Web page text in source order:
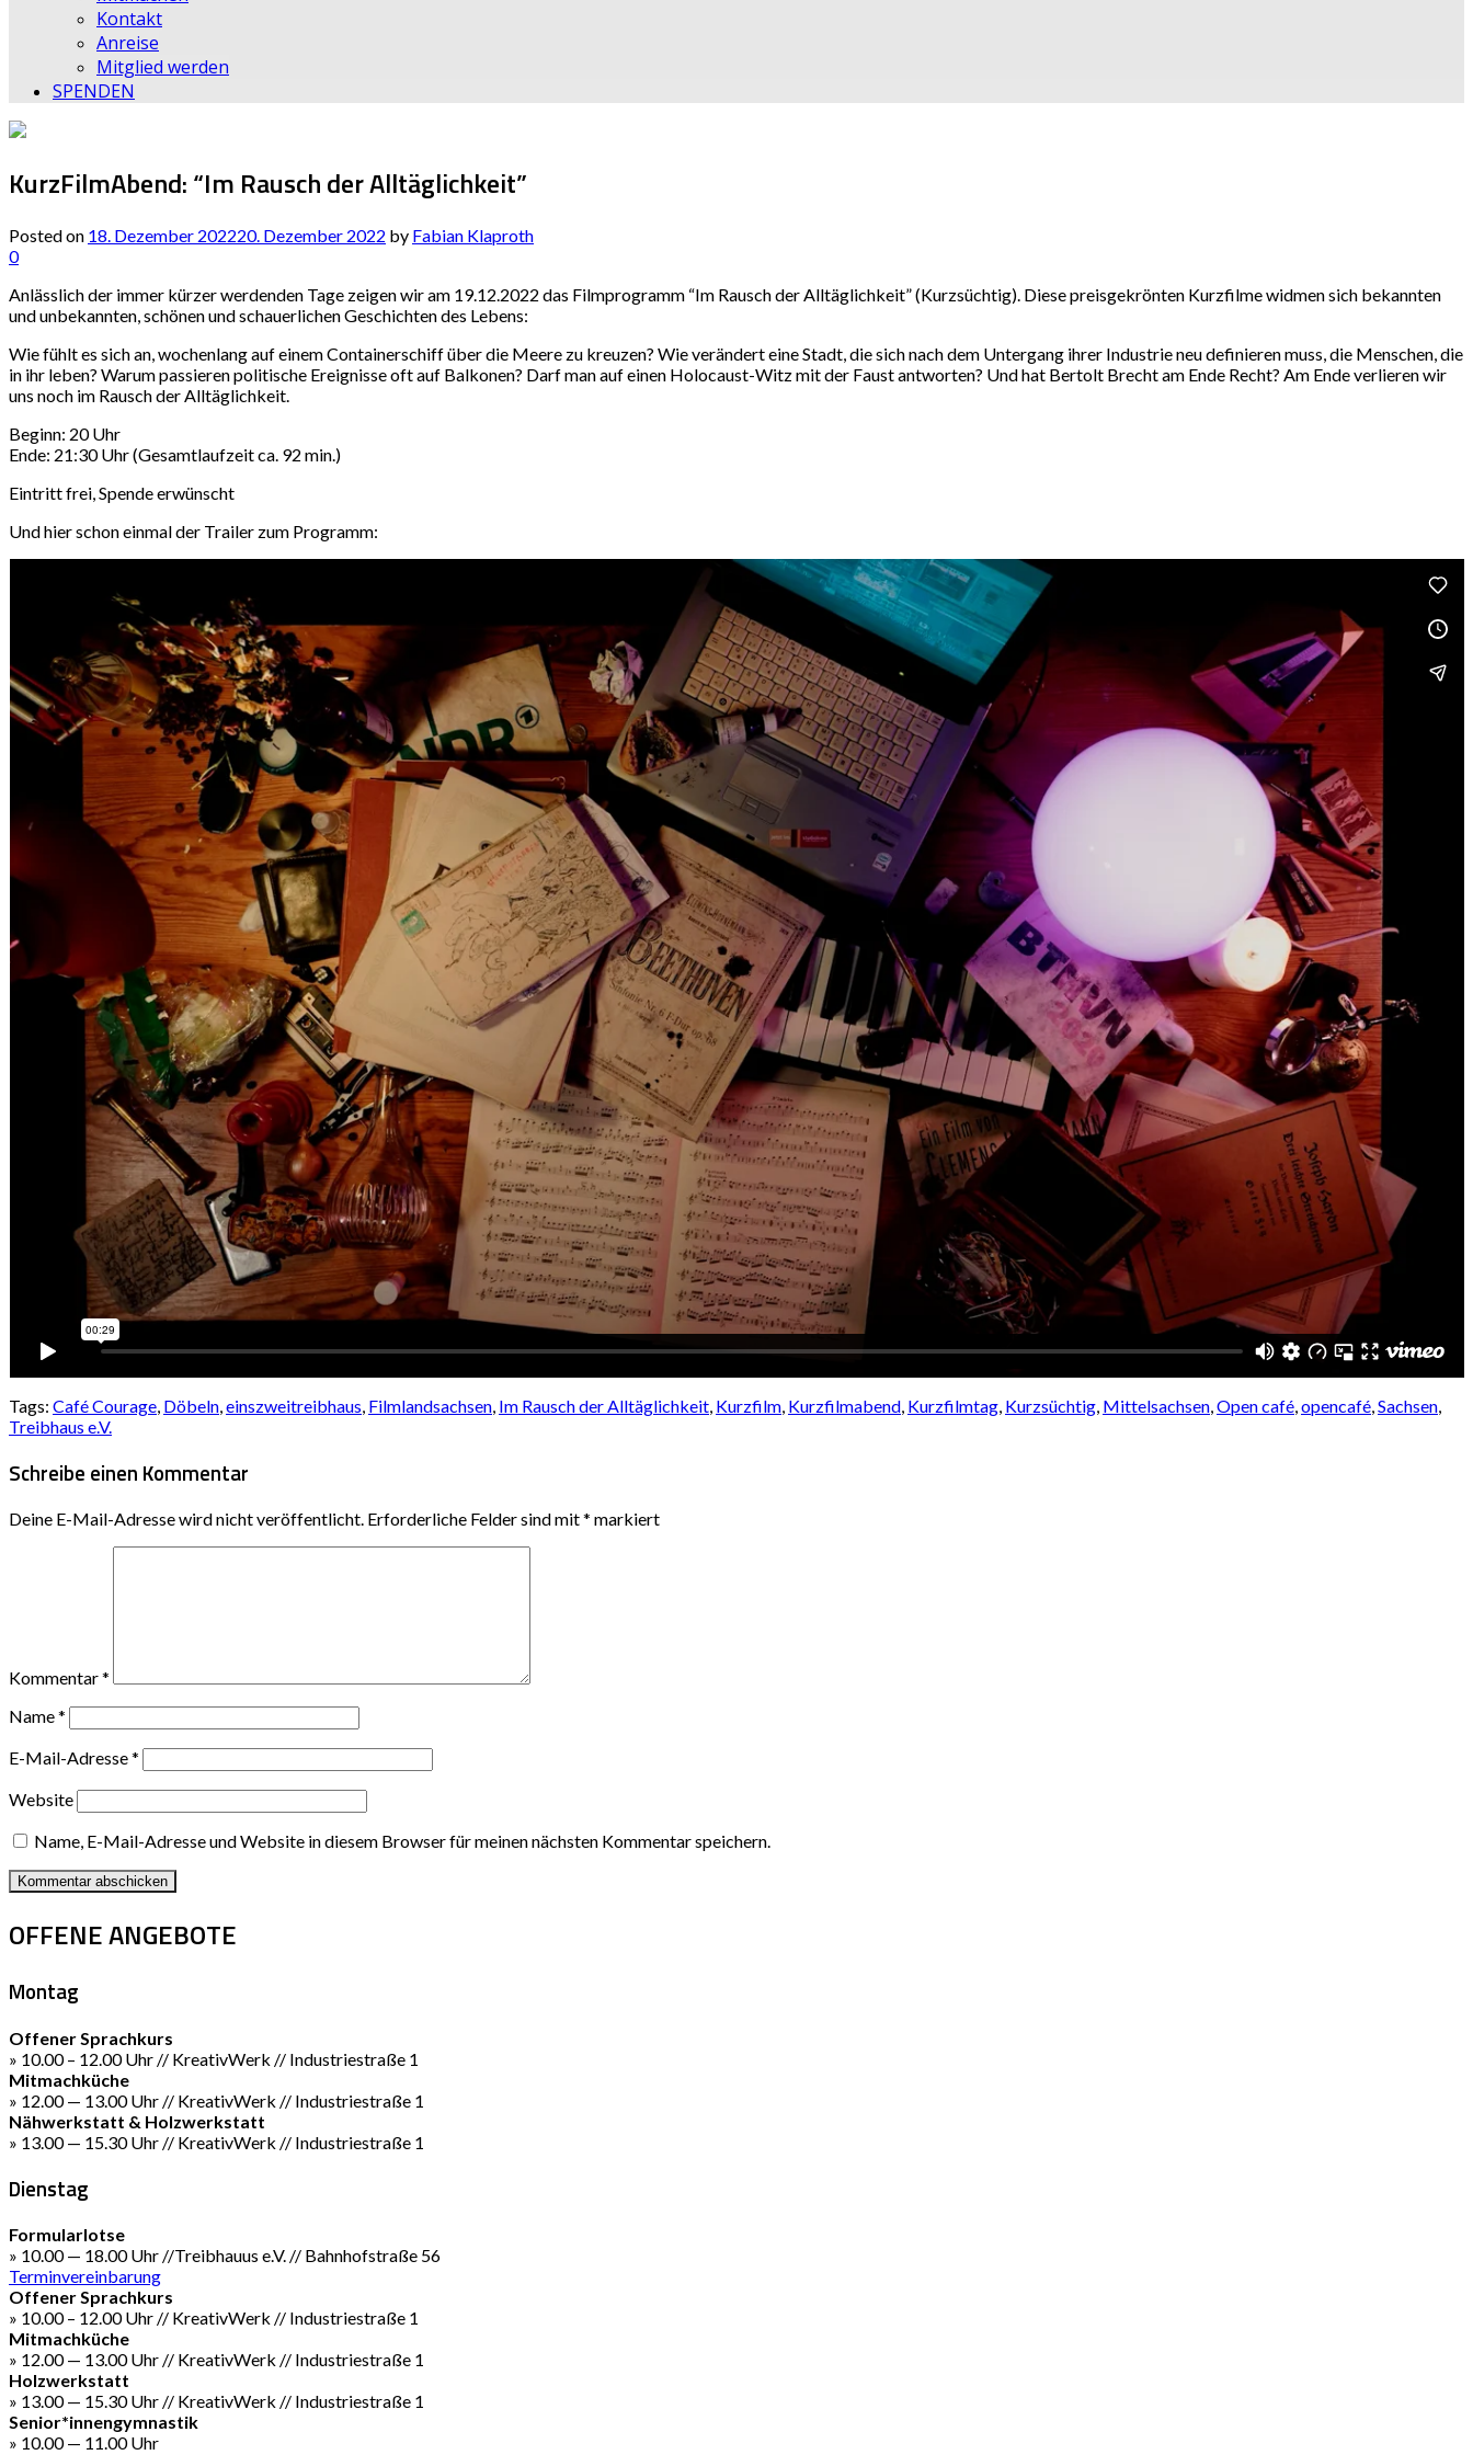
Kontakt
Anreise
Mitglied werden
SPENDEN
KurzFilmAbend: “Im Rausch der Alltäglichkeit”
Posted on 18. Dezember 202220. Dezember 2022 by Fabian Klaproth
0
Anlässlich der immer kürzer werdenden Tage zeigen wir am 19.12.2022 das Filmprogramm “Im Rausch der Alltäglichkeit” (Kurzsüchtig). Diese preisgekrönten Kurzfilme widmen sich bekannten
und unbekannten, schönen und schauerlichen Geschichten des Lebens:
Wie fühlt es sich an, wochenlang auf einem Containerschiff über die Meere zu kreuzen? Wie verändert eine Stadt, die sich nach dem Untergang ihrer Industrie neu definieren muss, die Menschen, die
in ihr leben? Warum passieren politische Ereignisse oft auf Balkonen? Darf man auf einen Holocaust-Witz mit der Faust antworten? Und hat Bertolt Brecht am Ende Recht? Am Ende verlieren wir
uns noch im Rausch der Alltäglichkeit.
Beginn: 20 Uhr
Ende: 21:30 Uhr (Gesamtlaufzeit ca. 92 min.)
Eintritt frei, Spende erwünscht
Und hier schon einmal der Trailer zum Programm:
Tags: Café Courage, Döbeln,einszweitreibhaus, Filmlandsachsen, Im Rausch der Alltäglichkeit, Kurzfilm, Kurzfilmabend, Kurzfilmtag, Kurzsüchtig, Mittelsachsen,Open café,opencafé,Sachsen,
Treibhaus e.V.
Schreibe einen Kommentar
Deine E-Mail-Adresse wird nicht veröffentlicht. Erforderliche Felder sind mit* markiert
Kommentar*
Name*
E-Mail-Adresse*
Website
Name, E-Mail-Adresse und Website in diesem Browser für meinen nächsten Kommentar speichern.
OFFENE ANGEBOTE
Montag
Offener Sprachkurs
» 10.00 – 12.00 Uhr // KreativWerk // Industriestraße 1
Mitmachküche
» 12.00 — 13.00 Uhr // KreativWerk // Industriestraße 1
Nähwerkstatt & Holzwerkstatt
» 13.00 — 15.30 Uhr // KreativWerk // Industriestraße 1
Dienstag
Formularlotse
» 10.00 — 18.00 Uhr //Treibhauus e.V. // Bahnhofstraße 56
Terminvereinbarung
Offener Sprachkurs
» 10.00 – 12.00 Uhr // KreativWerk // Industriestraße 1
Mitmachküche
» 12.00 — 13.00 Uhr // KreativWerk // Industriestraße 1
Holzwerkstatt
» 13.00 — 15.30 Uhr // KreativWerk // Industriestraße 1
Senior*innengymnastik
» 10.00 — 11.00 Uhr